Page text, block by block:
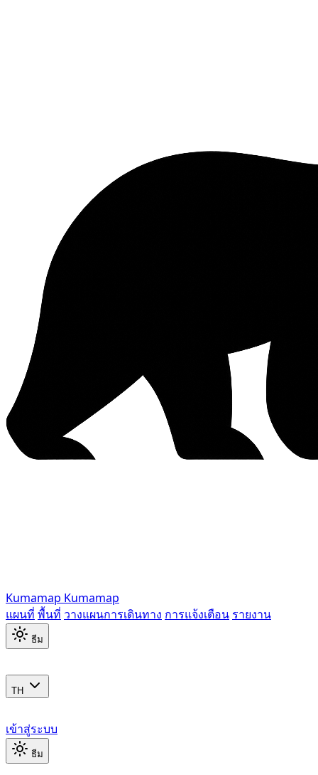
Kumamap Kumamap
แผนที่ พื้นที่ วางแผนการเดินทาง การแจ้งเตือน รายงาน
ธีม
TH
เข้าสู่ระบบ
ธีม